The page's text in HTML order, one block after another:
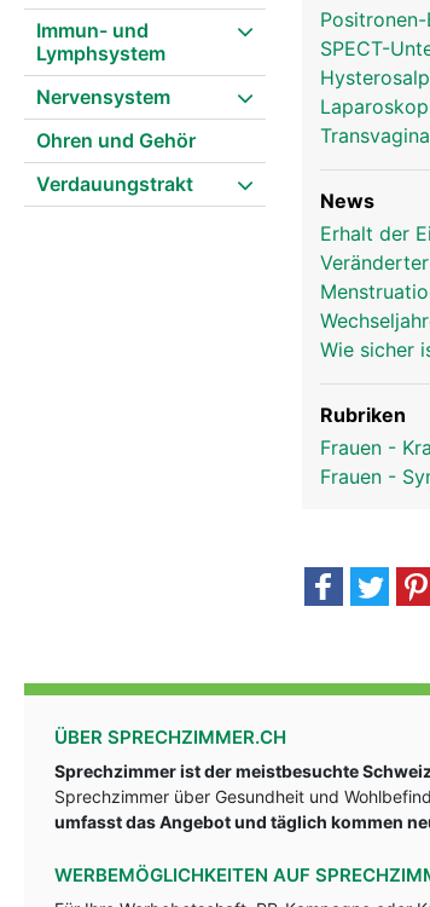
Immun- und
Lymphsystem
Nervensystem
Ohren und Gehör
Verdauungstrakt
SPECT-
News
Erhalt der
Wie sicher
Rubriken
Frauen -
Frauen -
ÜBER SPRECHZIMMER.CH
Sprechzimmer ist der meistbesuchte
Sprechzimmer über Gesundheit und
umfasst das Angebot und täglich kommen
WERBEMÖGLICHKEITEN AUF